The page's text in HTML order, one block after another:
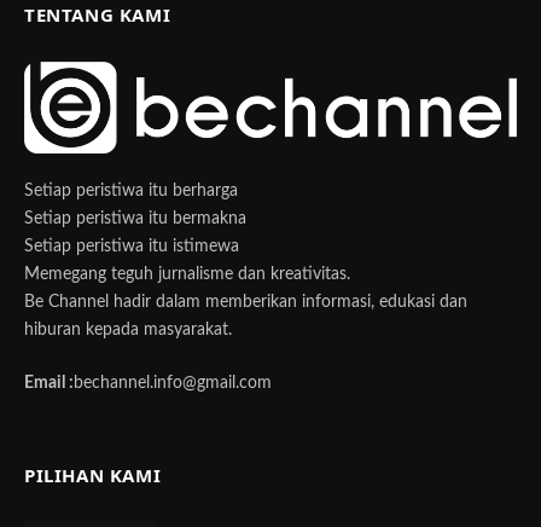
TENTANG KAMI
Setiap peristiwa itu berharga
Setiap peristiwa itu bermakna
Setiap peristiwa itu istimewa
Memegang teguh jurnalisme dan kreativitas.
Be Channel hadir dalam memberikan informasi, edukasi dan
hiburan kepada masyarakat.
Email : bechannel.info@gmail.com
PILIHAN KAMI